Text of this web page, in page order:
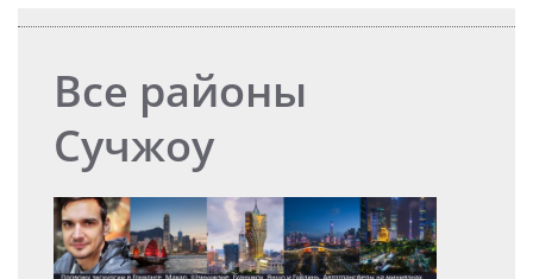
Все районы
Сучжоу